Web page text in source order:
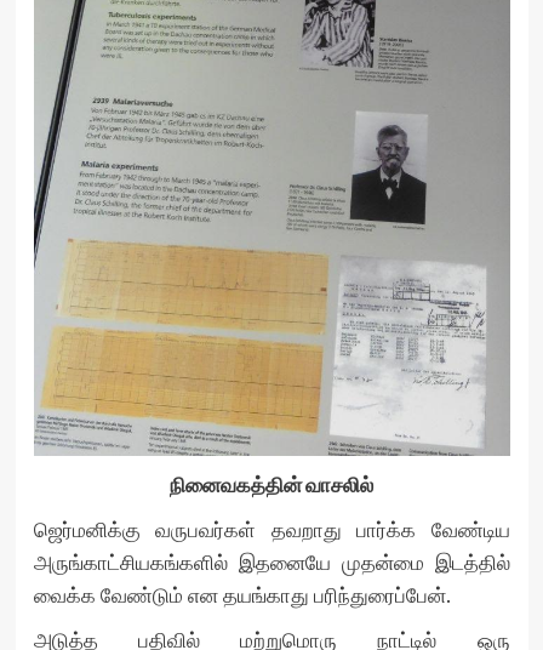
நினைவகத்தின் வாசலில்
ஜெர்மனிக்கு வருபவர்கள் தவறாது பார்க்க வேண்டிய
அருங்காட்சியகங்களில் இதனையே முதன்மை இடத்தில்
வைக்க வேண்டும் என தயங்காது பரிந்துரைப்பேன்.
அடுத்த பதிவில் மற்றுமொரு நாட்டில் ஒரு